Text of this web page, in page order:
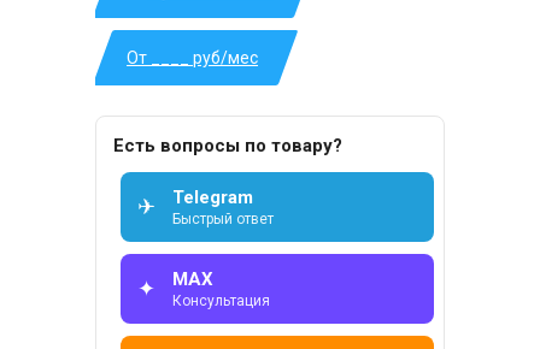
От ____ руб/мес
Есть вопросы по товару?
✈ Telegram
Быстрый ответ
✦ MAX
Консультация